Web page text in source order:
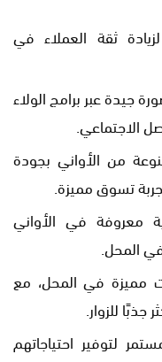
ثقة العملاء في
جيدة عبر برامج الولاء
الاجتماعي.
من الأواني بجودة
تسوق مميزة.
معروفة في الأواني
في المحل.
مميزة في المحل، مع
جذبًا للزوار.
لتوفير احتياجاتهم